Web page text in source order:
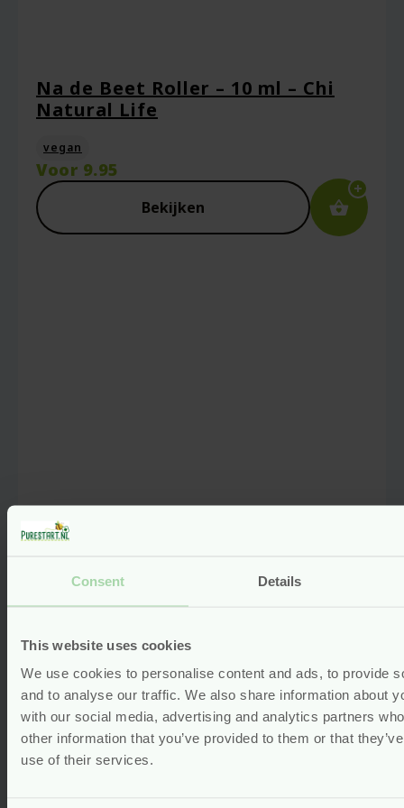
Consent Details
This website uses cookies
We use cookies to personalise content and ads, to provide
and to analyse our traffic. We also share information about
with our social media, advertising and analytics partners
other information that you’ve provided to them or that
use of their services.
E-mail*
Na de Beet Roller – 10 ml – Chi
Natural Life
vegan
Voor 9.95
Bekijken
ml – Derma Sun
Van 33.95
prijs
was:
€33.95.
30.55
Huidige
prijs
is:
€30.55.
Bekijken